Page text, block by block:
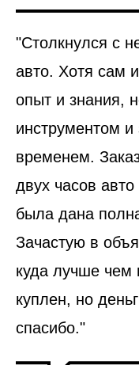
"Столкнулся с
авто. Хотя сам
опыт и знания,
инструментом
временем.
двух часов
была дана
Зачастую в
куда лучше чем
куплен, но
спасибо."